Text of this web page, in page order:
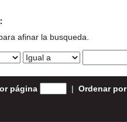
afinar la busqueda.
página | Ordenar por